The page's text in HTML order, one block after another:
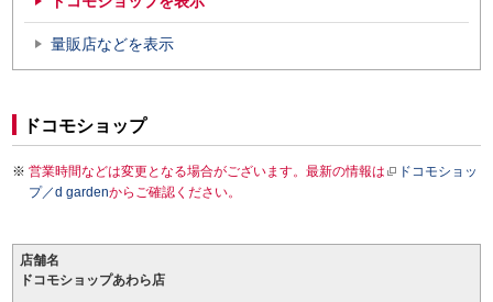
量販店などを表示
ドコモショップ
営業時間などは変更となる場合がございます。最新の情報は
ドコモショッ
プ／d gardenからご確認ください。
店舗名
ドコモショップあわら店